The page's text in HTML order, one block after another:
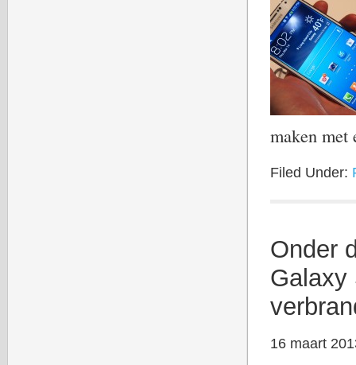
maken
Filed Under:
Onder
Galaxy
16 maart